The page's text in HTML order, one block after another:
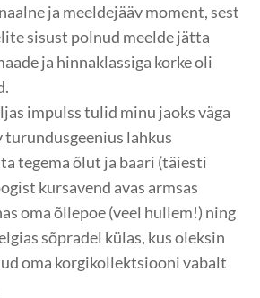
ja meeldejääv moment, sest
sisust polnud meelde jätta
ja hinnaklassiga korke oli
impulss tulid minu jaoks väga
lahkus
tegema õlut ja baari (täiesti
kursavend avas armsas
oma õllepoe (veel hullem!) ning
sõpradel külas, kus oleksin
oma korgikollektsiooni vabalt